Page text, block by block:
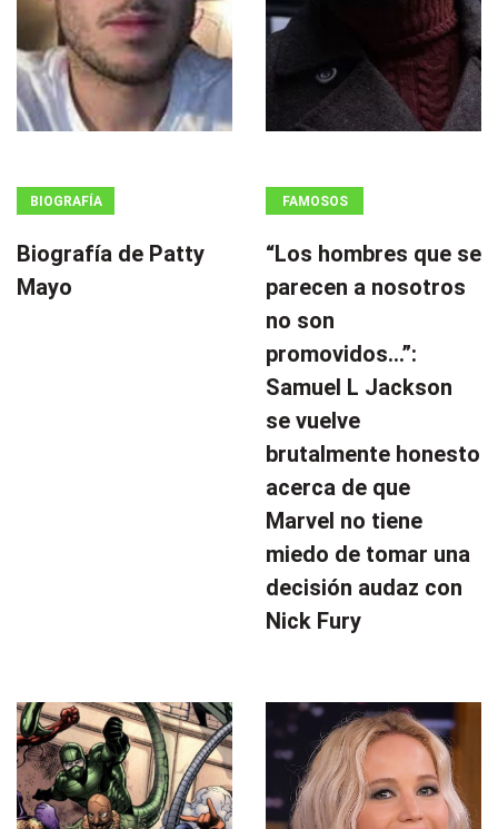
BIOGRAFÍA
Biografía de Patty
Mayo
FAMOSOS
“Los hombres que se
parecen a nosotros
no son
promovidos…”:
Samuel L Jackson
se vuelve
brutalmente honesto
acerca de que
Marvel no tiene
miedo de tomar una
decisión audaz con
Nick Fury